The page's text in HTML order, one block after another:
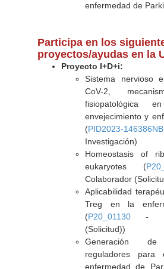
enfermedad de
Participa en los
proyectos/ayudas en la
Proyecto I+D+i:
Sistema nervioso
CoV-2,
fisiopatológica en
envejecimiento y
(PID2023-
Investigación)
Homeostasis of
eukaryotes (
Colaborador
Aplicabilidad
Treg en la
(P20_01130-
(Solicitud))
Generación
reguladores
enfermedad de